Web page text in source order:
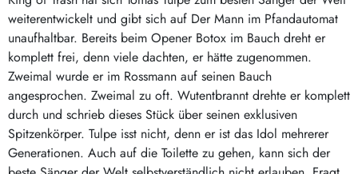
weiterentwickelt und gibt sich auf Der Mann im Pfandautomat
unaufhaltbar. Bereits beim Opener Botox im Bauch dreht er
komplett frei, denn viele dachten, er hätte zugenommen.
Zweimal wurde er im Rossmann auf seinen Bauch
angesprochen. Zweimal zu oft. Wutentbrannt drehte er komplett
durch und schrieb dieses Stück über seinen exklusiven
Spitzenkörper. Tulpe isst nicht, denn er ist das Idol mehrerer
Generationen. Auch auf die Toilette zu gehen, kann sich der